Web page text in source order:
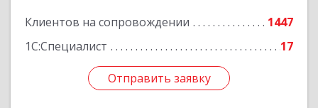
Клиентов на сопровождении
1447
1С:Специалист
17
Отправить заявку
Подробнее
Отправить заявку